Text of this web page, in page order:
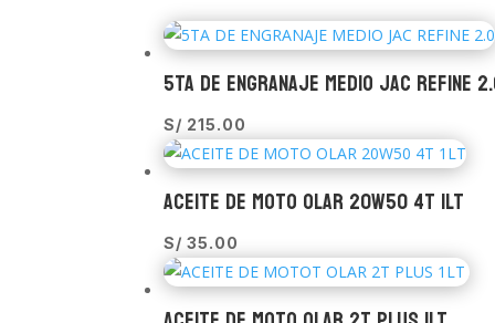
5TA DE ENGRANAJE MEDIO JAC REFINE
S/ 215.00
ACEITE DE MOTO OLAR 20W50 4T 1LT
S/ 35.00